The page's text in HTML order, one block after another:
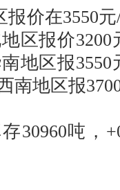
价在3550元
区报价
地区报
南地区报
吨，